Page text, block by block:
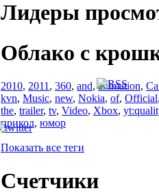
Лидеры
Облако с
2010, 2011 , 360, and,animation,
kvn, Music, new, Nokia, of, Official,
the, trailer, tv, Video, Xbox,
прикол, юмор
Показать все теги
Счетчики